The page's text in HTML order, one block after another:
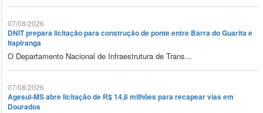
07/08/2026
DNIT prepara licitação para construção de ponte entre Barra do Guarita e
Itapiranga
O Departamento Nacional de Infraestrutura de Trans...
07/08/2026
Agesul-MS abre licitação de R$ 14,8 milhões para recapear vias em
Dourados